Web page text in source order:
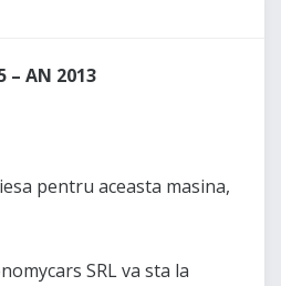
– AN 2013
pentru aceasta masina,
SRL va sta la